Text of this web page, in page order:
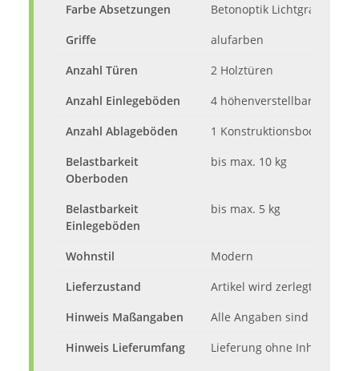
Farbe Absetzungen
Betonoptik Lichtgrau
Griffe
alufarben
Anzahl Türen
2 Holztüren
Anzahl Einlegeböden
4 höhenverstellbare
Anzahl Ablageböden
1 Konstruktionsboden
Belastbarkeit
Oberboden
bis max. 10 kg
Belastbarkeit
Einlegeböden
bis max. 5 kg
Wohnstil
Modern
Lieferzustand
Artikel wird zerlegt mit
Hinweis Maßangaben
Alle Angaben sind ca.-
Hinweis Lieferumfang
Lieferung ohne Inhalt,